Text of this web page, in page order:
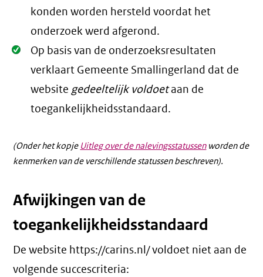
konden worden hersteld voordat het
onderzoek werd afgerond.
Oké.
Op basis van de onderzoeksresultaten
verklaart Gemeente Smallingerland dat de
websitegedeeltelijk voldoetaan de
toegankelijkheidsstandaard.
(Onder het kopje Uitleg over de nalevingsstatussenworden de
kenmerken van de verschillende statussen beschreven).
Afwijkingen van de
toegankelijkheidsstandaard
De website https://carins.nl/ voldoet niet aan de
volgende succescriteria: